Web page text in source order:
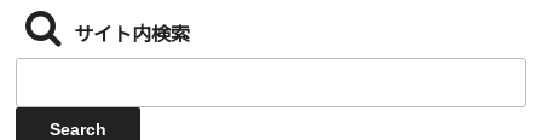
サイト内検索